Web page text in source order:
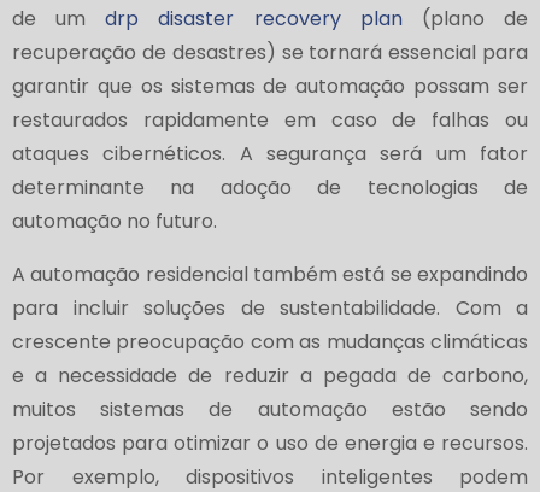
de umdrp disaster recovery plan(plano de
recuperação de desastres) se tornará essencial para
garantir que os sistemas de automação possam ser
restaurados rapidamente em caso de falhas ou
ataques cibernéticos. A segurança será um fator
determinante na adoção de tecnologias de
automação no futuro.
A automação residencial também está se expandindo
para incluir soluções de sustentabilidade. Com a
crescente preocupação com as mudanças climáticas
e a necessidade de reduzir a pegada de carbono,
muitos sistemas de automação estão sendo
projetados para otimizar o uso de energia e recursos.
Por exemplo, dispositivos inteligentes podem